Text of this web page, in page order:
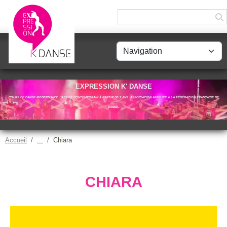
EXPRESSION K' DANSE
COURS DE DANSE MODERN'JAZZ, JAZZ ET CONTEMPORAIN À PARTIR DE 2 ANS. ASSOCIATION AFFILIÉE À LA FÉDÉRATION FRANÇAISE DE
DANSE.
Accueil Chiara
CHIARA
Panneau de gestion des cookies